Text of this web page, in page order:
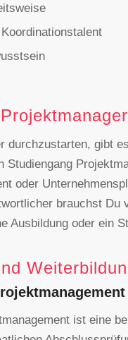
durchzustarten, gibt
Studiengang
oder
brauchst Du
Ausbildung oder ein
ist eine